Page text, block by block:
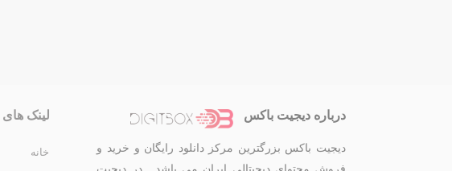
درباره دیجیت باکس
دیجیت باکس بزرگترین مرکز دانلود رایگان و خرید و
لینک
خانه